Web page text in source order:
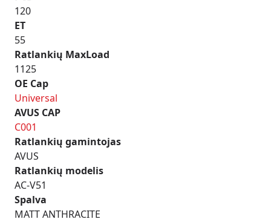
120
ET
55
Ratlankių MaxLoad
1125
OE Cap
Universal
AVUS CAP
C001
Ratlankių gamintojas
AVUS
Ratlankių modelis
AC-V51
Spalva
MATT ANTHRACITE